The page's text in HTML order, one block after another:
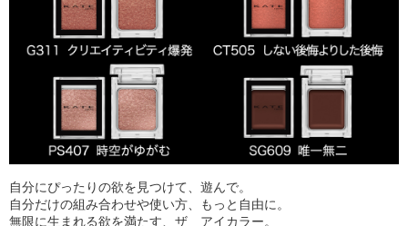
自分にぴったりの欲を見つけて、遊んで。
自分だけの組み合わせや使い方、もっと自由に。
無限に生まれる欲を満たす、ザ アイカラー。